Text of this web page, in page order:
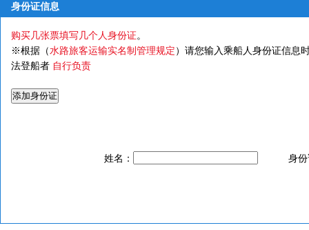
身份证信息
购买几张票填写几个人身份证。
※根据（水路旅客运输实名制管理规定）请您输入乘船人身份证信息
法登船者 自行负责
姓名： 身